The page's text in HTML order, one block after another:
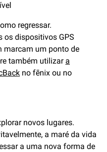
regressar.
os dispositivos GPS
marcam um ponto de
também utilizar a
no fēnix ou no
novos lugares.
a maré da vida
a uma nova forma de